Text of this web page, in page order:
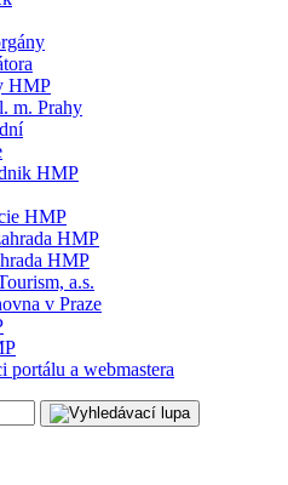
HMP
m. Prahy
HMP
HMP
HMP
HMP
a.s.
v Praze
portálu a webmastera